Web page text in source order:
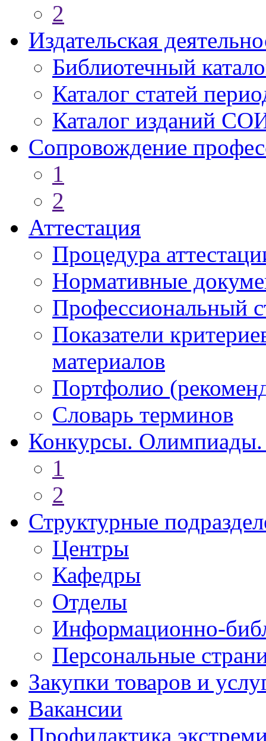
2
Издательская
Библиотечный
Каталог статей
Каталог изданий
Сопровождение
1
2
Аттестация
Процедура
Нормативные
Профессиональный
Показатели
материалов
Портфолио
Словарь терминов
Конкурсы.
1
2
Структурные
Центры
Кафедры
Отделы
Информационно-
Персональные
Закупки товаров и
Вакансии
Профилактика